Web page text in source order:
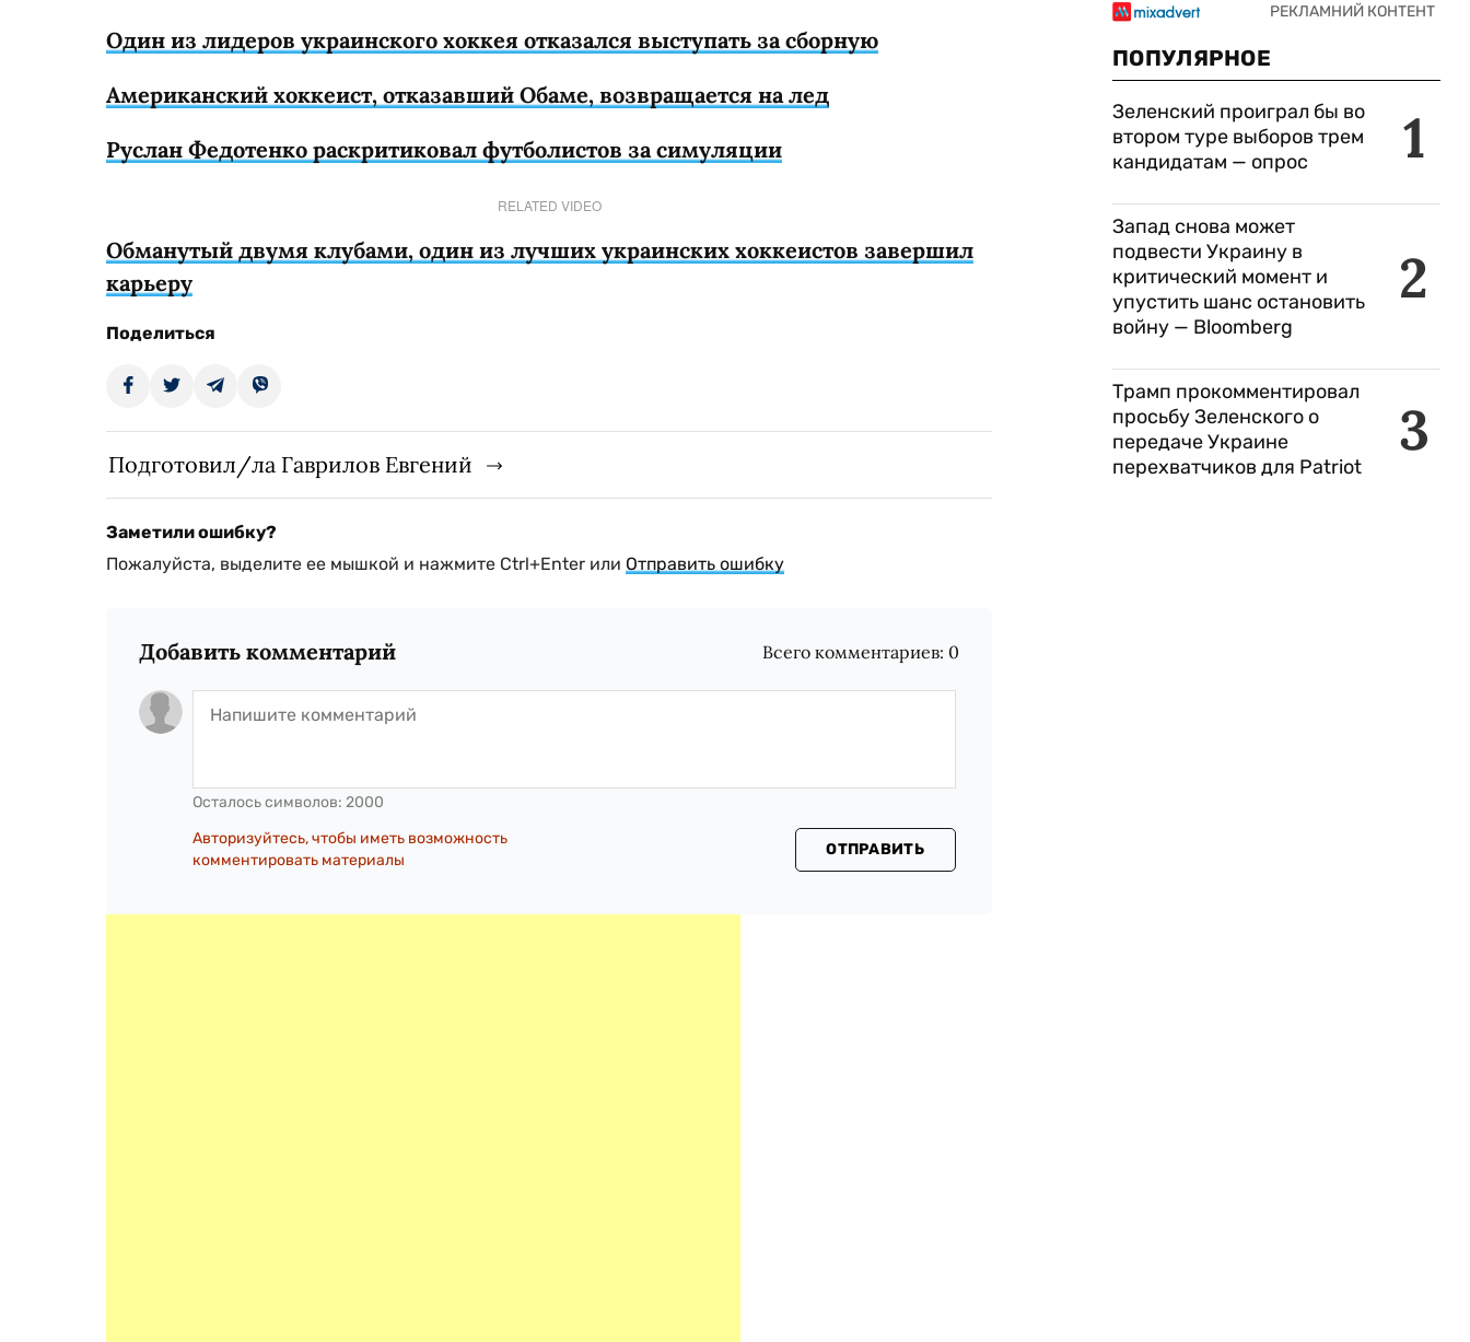
Один из лидеров украинского хоккея отказался выступать за сборную
Американский хоккеист, отказавший Обаме, возвращается на лед
Руслан Федотенко раскритиковал футболистов за симуляции
RELATED VIDEO
Обманутый двумя клубами, один из лучших украинских хоккеистов завершил
карьеру
Поделиться
Подготовил/ла Гаврилов Евгений
Заметили ошибку?
Пожалуйста, выделите ее мышкой и нажмите Ctrl+Enter или Отправить ошибку
Добавить комментарий Всего комментариев: 0
Осталось символов: 2000
Авторизуйтесь, чтобы иметь возможность
комментировать материалы
ОТПРАВИТЬ
ПОПУЛЯРНОЕ
1
Зеленский проиграл бы во
втором туре выборов трем
кандидатам — опрос
2
Запад снова может
подвести Украину в
критический момент и
упустить шанс остановить
войну — Bloomberg
3
Трамп прокомментировал
просьбу Зеленского о
передаче Украине
перехватчиков для Patriot